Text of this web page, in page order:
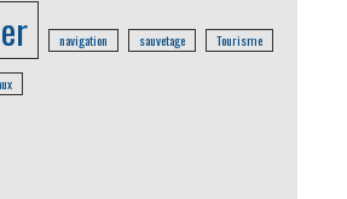
navigation sauvetage Tourisme